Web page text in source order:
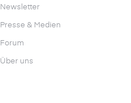
Newsletter
Presse & Medien
Forum
Über uns